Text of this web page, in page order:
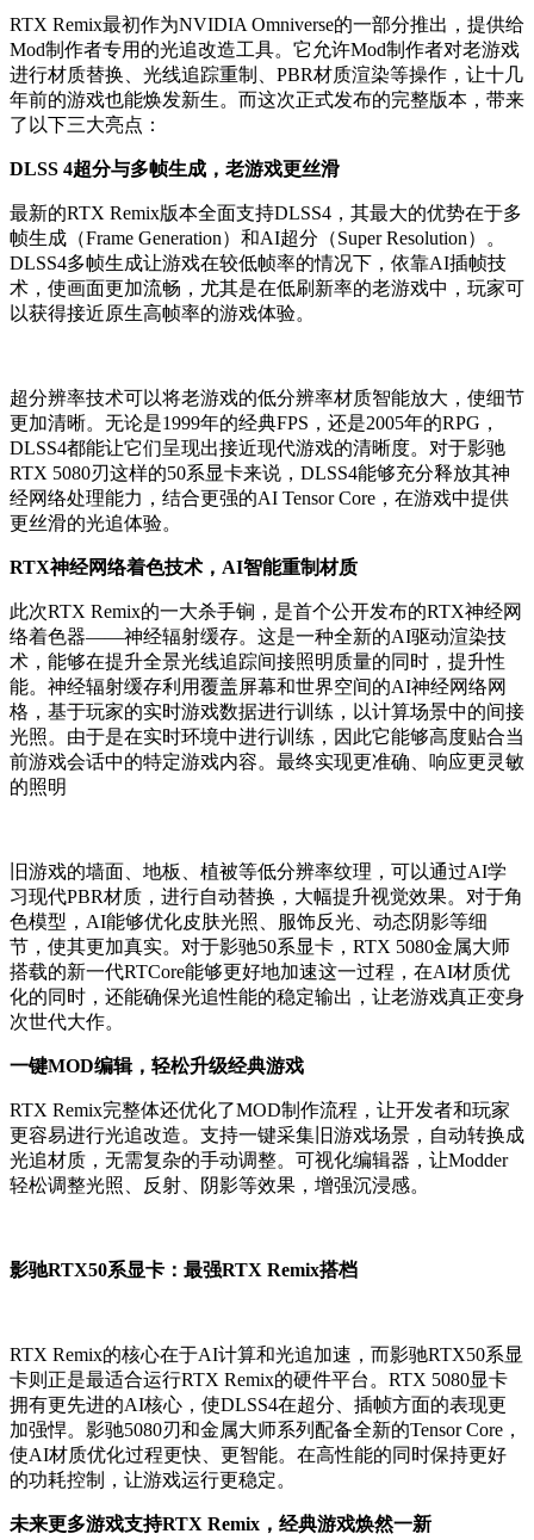
RTX Remix最初作为NVIDIA Omniverse的一部分推出，提供给
Mod制作者专用的光追改造工具。它允许Mod制作者对老游戏
进行材质替换、光线追踪重制、PBR材质渲染等操作，让十几
年前的游戏也能焕发新生。而这次正式发布的完整版本，带来
了以下三大亮点：
DLSS 4超分与多帧生成，老游戏更丝滑
最新的RTX Remix版本全面支持DLSS4，其最大的优势在于多
帧生成（Frame Generation）和AI超分（Super Resolution）。
DLSS4多帧生成让游戏在较低帧率的情况下，依靠AI插帧技
术，使画面更加流畅，尤其是在低刷新率的老游戏中，玩家可
以获得接近原生高帧率的游戏体验。
超分辨率技术可以将老游戏的低分辨率材质智能放大，使细节
更加清晰。无论是1999年的经典FPS，还是2005年的RPG，
DLSS4都能让它们呈现出接近现代游戏的清晰度。对于影驰
RTX 5080刃这样的50系显卡来说，DLSS4能够充分释放其神
经网络处理能力，结合更强的AI Tensor Core，在游戏中提供
更丝滑的光追体验。
RTX神经网络着色技术，AI智能重制材质
此次RTX Remix的一大杀手锏，是首个公开发布的RTX神经网
络着色器——神经辐射缓存。这是一种全新的AI驱动渲染技
术，能够在提升全景光线追踪间接照明质量的同时，提升性
能。神经辐射缓存利用覆盖屏幕和世界空间的AI神经网络网
格，基于玩家的实时游戏数据进行训练，以计算场景中的间接
光照。由于是在实时环境中进行训练，因此它能够高度贴合当
前游戏会话中的特定游戏内容。最终实现更准确、响应更灵敏
的照明
旧游戏的墙面、地板、植被等低分辨率纹理，可以通过AI学
习现代PBR材质，进行自动替换，大幅提升视觉效果。对于角
色模型，AI能够优化皮肤光照、服饰反光、动态阴影等细
节，使其更加真实。对于影驰50系显卡，RTX 5080金属大师
搭载的新一代RTCore能够更好地加速这一过程，在AI材质优
化的同时，还能确保光追性能的稳定输出，让老游戏真正变身
次世代大作。
一键MOD编辑，轻松升级经典游戏
RTX Remix完整体还优化了MOD制作流程，让开发者和玩家
更容易进行光追改造。支持一键采集旧游戏场景，自动转换成
光追材质，无需复杂的手动调整。可视化编辑器，让Modder
轻松调整光照、反射、阴影等效果，增强沉浸感。
影驰RTX50系显卡：最强RTX Remix搭档
RTX Remix的核心在于AI计算和光追加速，而影驰RTX50系显
卡则正是最适合运行RTX Remix的硬件平台。RTX 5080显卡
拥有更先进的AI核心，使DLSS4在超分、插帧方面的表现更
加强悍。影驰5080刃和金属大师系列配备全新的Tensor Core，
使AI材质优化过程更快、更智能。在高性能的同时保持更好
的功耗控制，让游戏运行更稳定。
未来更多游戏支持RTX Remix，经典游戏焕然一新